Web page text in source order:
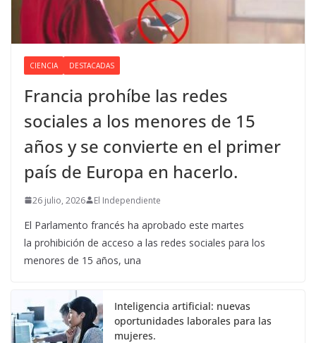
CIENCIA DESTACADAS
Francia prohíbe las redes
sociales a los menores de 15
años y se convierte en el primer
país de Europa en hacerlo.
26 julio, 2026 El Independiente
El Parlamento francés ha aprobado este martes
la prohibición de acceso a las redes sociales para los
menores de 15 años, una
Inteligencia artificial: nuevas
oportunidades laborales para las
mujeres.